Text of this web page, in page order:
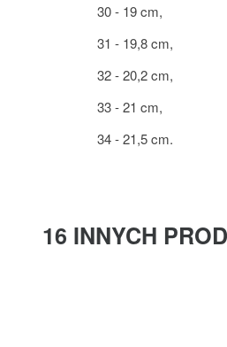
30 - 19 cm,
31 - 19,8 cm,
32 - 20,2 cm,
33 - 21 cm,
34 - 21,5 cm.
16 INNYCH